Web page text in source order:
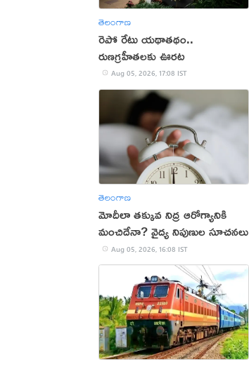
తెలంగాణ
రెపో రేటు యథాతథం..
రుణగ్రహీతలకు ఊరట
Aug 05, 2026, 17:08 IST
తెలంగాణ
మోదీలా తక్కువ నిద్ర ఆరోగ్యానికి
మంచిదేనా? వైద్య నిపుణుల సూచనలు
Aug 05, 2026, 16:08 IST